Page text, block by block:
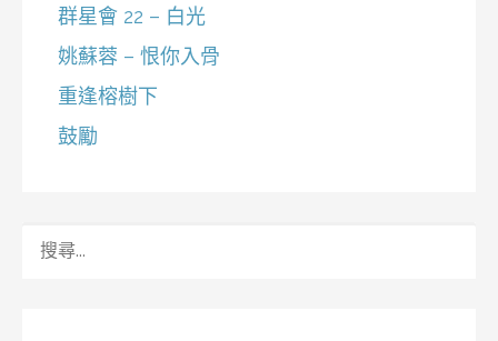
群星會 22 – 白光
姚蘇蓉 – 恨你入骨
重逢榕樹下
鼓勵